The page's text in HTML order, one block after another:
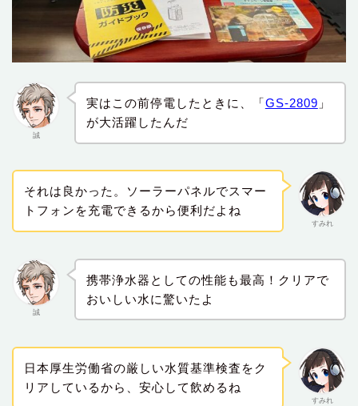
誠
実はこの前停電したときに、「GS-2809 」
が大活躍したんだ
すみれ
それは良かった。ソーラーパネルでスマー
トフォンを充電できるから便利だよね
誠
携帯浄水器としての性能も最高！クリアで
おいしい水に驚いたよ
すみれ
日本厚生労働省の厳しい水質基準検査をク
リアしているから、安心して飲めるね